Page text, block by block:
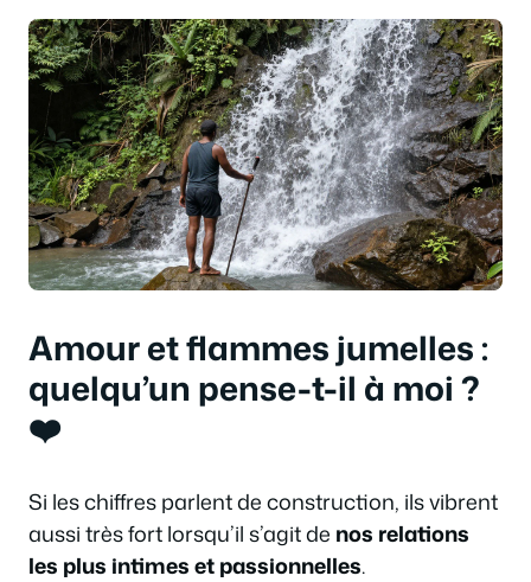
Amour et flammes jumelles :
quelqu’un pense-t-il à moi ?
❤️
Si les chiffres parlent de construction, ils vibrent
aussi très fort lorsqu’il s’agit de nos relations
les plus intimes et passionnelles.